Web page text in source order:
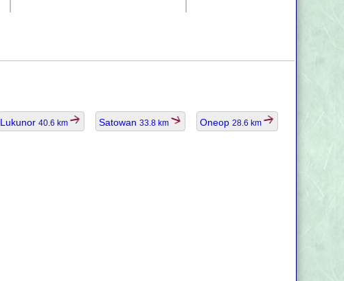
Lukunor 40.6 km Satowan 33.8 km Oneop 28.6 km